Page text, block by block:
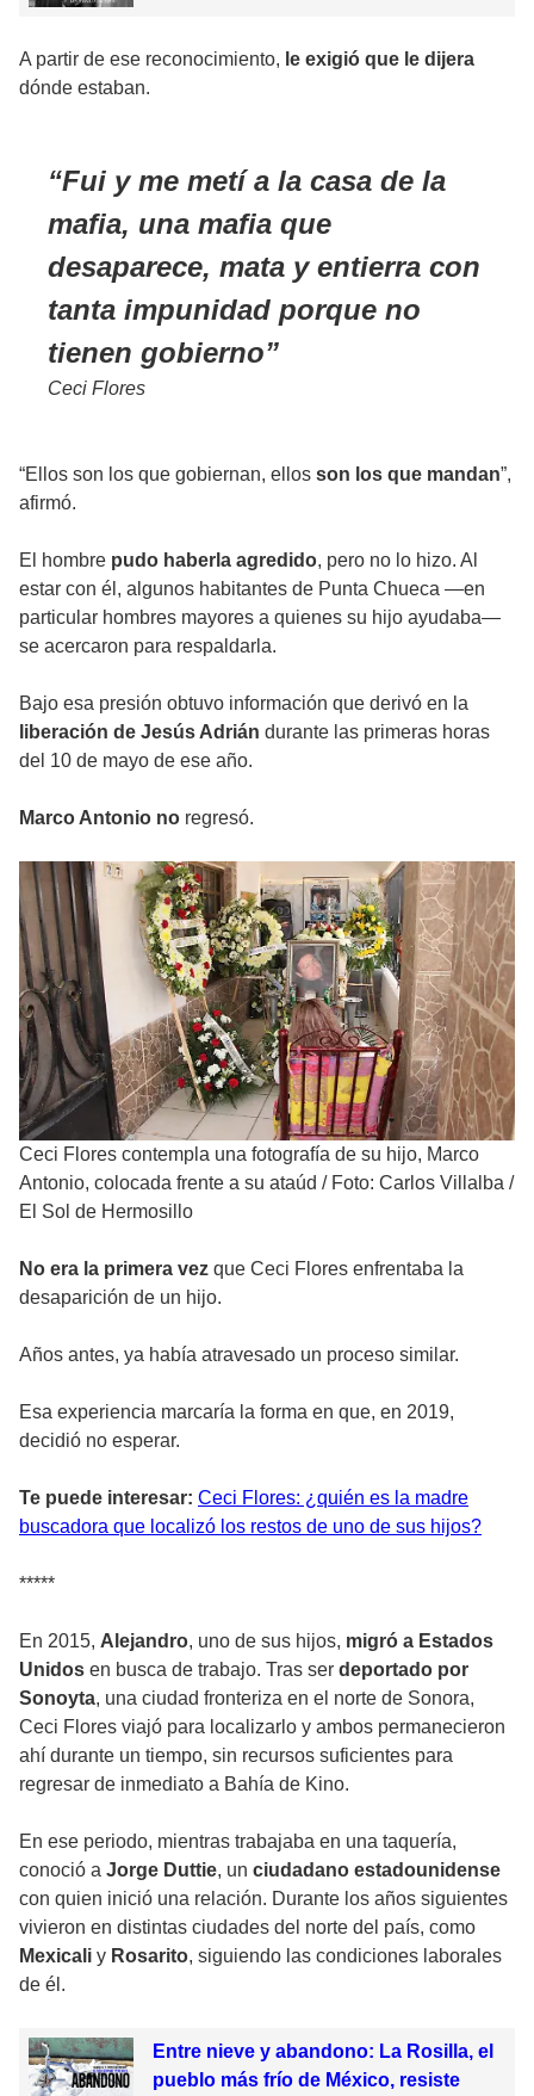
A partir de ese reconocimiento, le exigió que le dijera
dónde estaban.
Fui y me metí a la casa de la
mafia, una mafia que
desaparece, mata y entierra con
tanta impunidad porque no
tienen gobierno
Ceci Flores
“Ellos son los que gobiernan, ellos son los que mandan”,
afirmó.
El hombre pudo haberla agredido, pero no lo hizo. Al
estar con él, algunos habitantes de Punta Chueca —en
particular hombres mayores a quienes su hijo ayudaba—
se acercaron para respaldarla.
Bajo esa presión obtuvo información que derivó en la
liberación de Jesús Adrián durante las primeras horas
del 10 de mayo de ese año.
Marco Antonio no regresó.
Ceci Flores contempla una fotografía de su hijo, Marco
Antonio, colocada frente a su ataúd / Foto: Carlos Villalba /
El Sol de Hermosillo
No era la primera vez que Ceci Flores enfrentaba la
desaparición de un hijo.
Años antes, ya había atravesado un proceso similar.
Esa experiencia marcaría la forma en que, en 2019,
decidió no esperar.
Te puede interesar: Ceci Flores: ¿quién es la madre
buscadora que localizó los restos de uno de sus hijos?
*****
En 2015, Alejandro, uno de sus hijos, migró a Estados
Unidos en busca de trabajo. Tras ser deportado por
Sonoyta, una ciudad fronteriza en el norte de Sonora,
Ceci Flores viajó para localizarlo y ambos permanecieron
ahí durante un tiempo, sin recursos suficientes para
regresar de inmediato a Bahía de Kino.
En ese periodo, mientras trabajaba en una taquería,
conoció a Jorge Duttie, un ciudadano estadounidense
con quien inició una relación. Durante los años siguientes
vivieron en distintas ciudades del norte del país, como
Mexicali y Rosarito, siguiendo las condiciones laborales
de él.
Entre nieve y abandono: La Rosilla, el
pueblo más frío de México, resiste